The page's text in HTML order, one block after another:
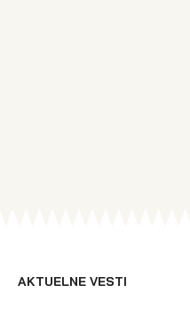
AKTUELNE VESTI